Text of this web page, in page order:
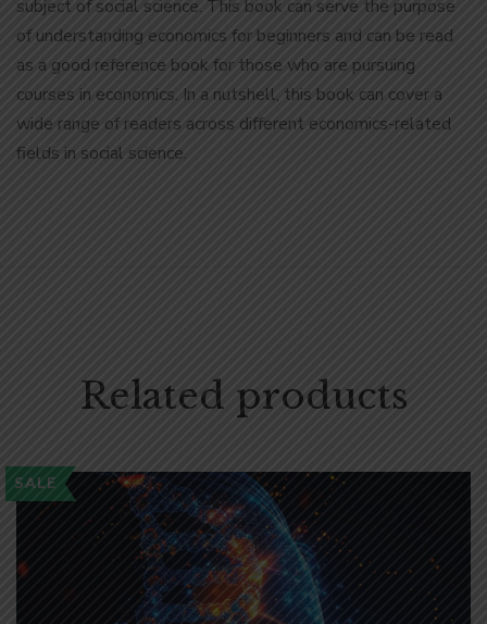
subject of social science. This book can serve the purpose
of understanding economics for beginners and can be read
as a good reference book for those who are pursuing
courses in economics. In a nutshell, this book can cover a
wide range of readers across different economics-related
fields in social science.
Related products
SALE